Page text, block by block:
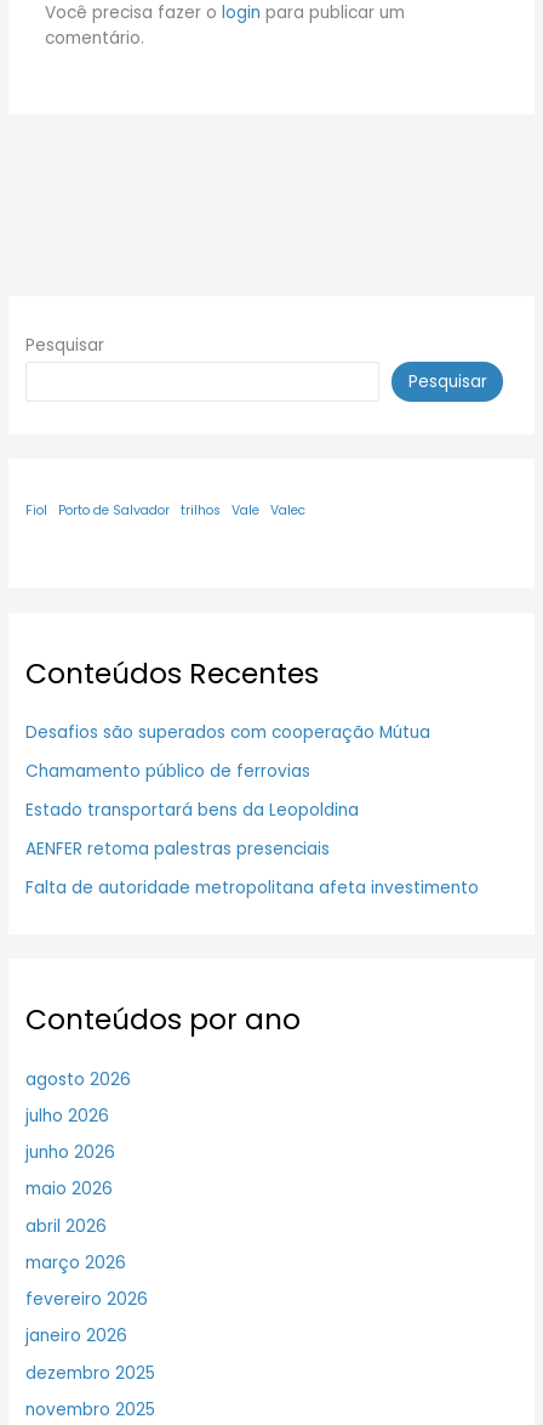
Você precisa fazer o login para publicar um
comentário.
Pesquisar
Pesquisar
Fiol Porto de Salvador trilhos Vale Valec
Conteúdos Recentes
Desafios são superados com cooperação Mútua
Chamamento público de ferrovias
Estado transportará bens da Leopoldina
AENFER retoma palestras presenciais
Falta de autoridade metropolitana afeta investimento
Conteúdos por ano
agosto 2026
julho 2026
junho 2026
maio 2026
abril 2026
março 2026
fevereiro 2026
janeiro 2026
dezembro 2025
novembro 2025